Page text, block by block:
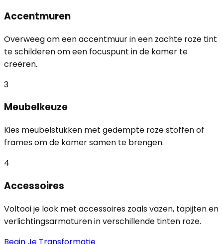
Accentmuren
Overweeg om een accentmuur in een zachte roze tint
te schilderen om een focuspunt in de kamer te
creëren.
3
Meubelkeuze
Kies meubelstukken met gedempte roze stoffen of
frames om de kamer samen te brengen.
4
Accessoires
Voltooi je look met accessoires zoals vazen, tapijten en
verlichtingsarmaturen in verschillende tinten roze.
Begin Je Transformatie